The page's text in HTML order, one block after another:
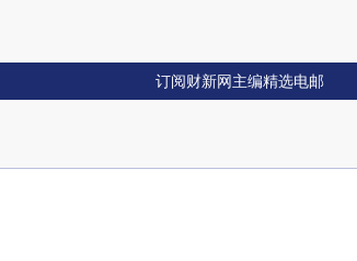
订阅财新网主编精选电邮